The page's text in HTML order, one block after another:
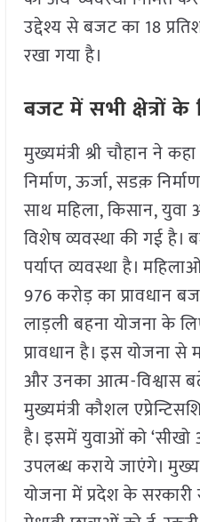
उद्देश्य से बजट का 18
रखा गया है।
बजट में सभी क्षेत्रों के
मुख्यमंत्री श्री चौहान ने
निर्माण, ऊर्जा, सडक़
साथ महिला, किसान,
विशेष व्यवस्था की गई है।
पर्याप्त व्यवस्था है।
976 करोड़ का प्रावधान
लाड़ली बहना योजना के
प्रावधान है। इस योजना से
और उनका आत्म-विश्वास
मुख्यमंत्री कौशल
है। इसमें युवाओं को
उपलब्ध कराये जाएंगे।
योजना में प्रदेश के